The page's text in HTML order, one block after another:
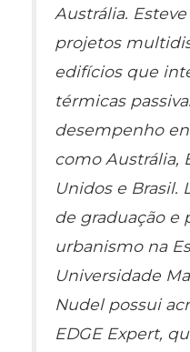
Austrália.
projetos
edifícios que
térmicas
desempenho
como Austrália,
Unidos e Brasil.
de graduação e
urbanismo na
Universidade
Nudel possui
EDGE Expert,